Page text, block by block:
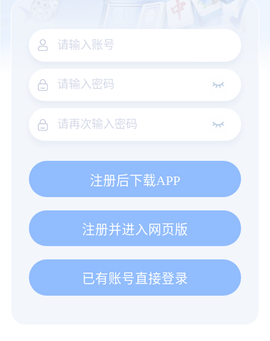
注册后下载APP
注册并进入网页版
已有账号直接登录